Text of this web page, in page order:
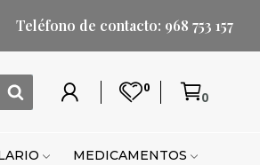
Teléfono de contacto: 968 753 157
0
Lista
Carrito 0
MEDICAMENTOS